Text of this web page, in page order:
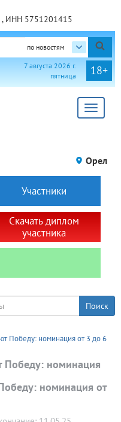
ИНН 5751201415
по новостям
18+
7 августа 2026 г.
пятница
Toggle
Орел
Участники
Скачать диплом
участника
Победу: номинация от 3 до 6
номинация от